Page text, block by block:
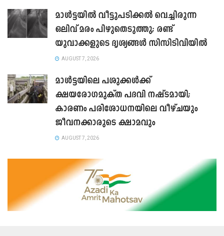
മാൾട്ടയിൽ വീട്ടുപടിക്കൽ വെച്ചിരുന്ന
ഒലിവ് മരം പിഴുതെടുത്തു; രണ്ട്
യുവാക്കളുടെ ദൃശ്യങ്ങൾ സിസിടിവിയിൽ
AUGUST 7, 2026
മാൾട്ടയിലെ പശുക്കൾക്ക്
ക്ഷയരോഗമുക്ത പദവി നഷ്ടമായി;
കാരണം പരിശോധനയിലെ വീഴ്ചയും
ജീവനക്കാരുടെ ക്ഷാമവും
AUGUST 7, 2026